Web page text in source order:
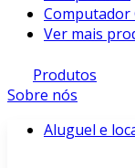
Computador
Ver mais
Produtos
Sobre nós
Aluguel e